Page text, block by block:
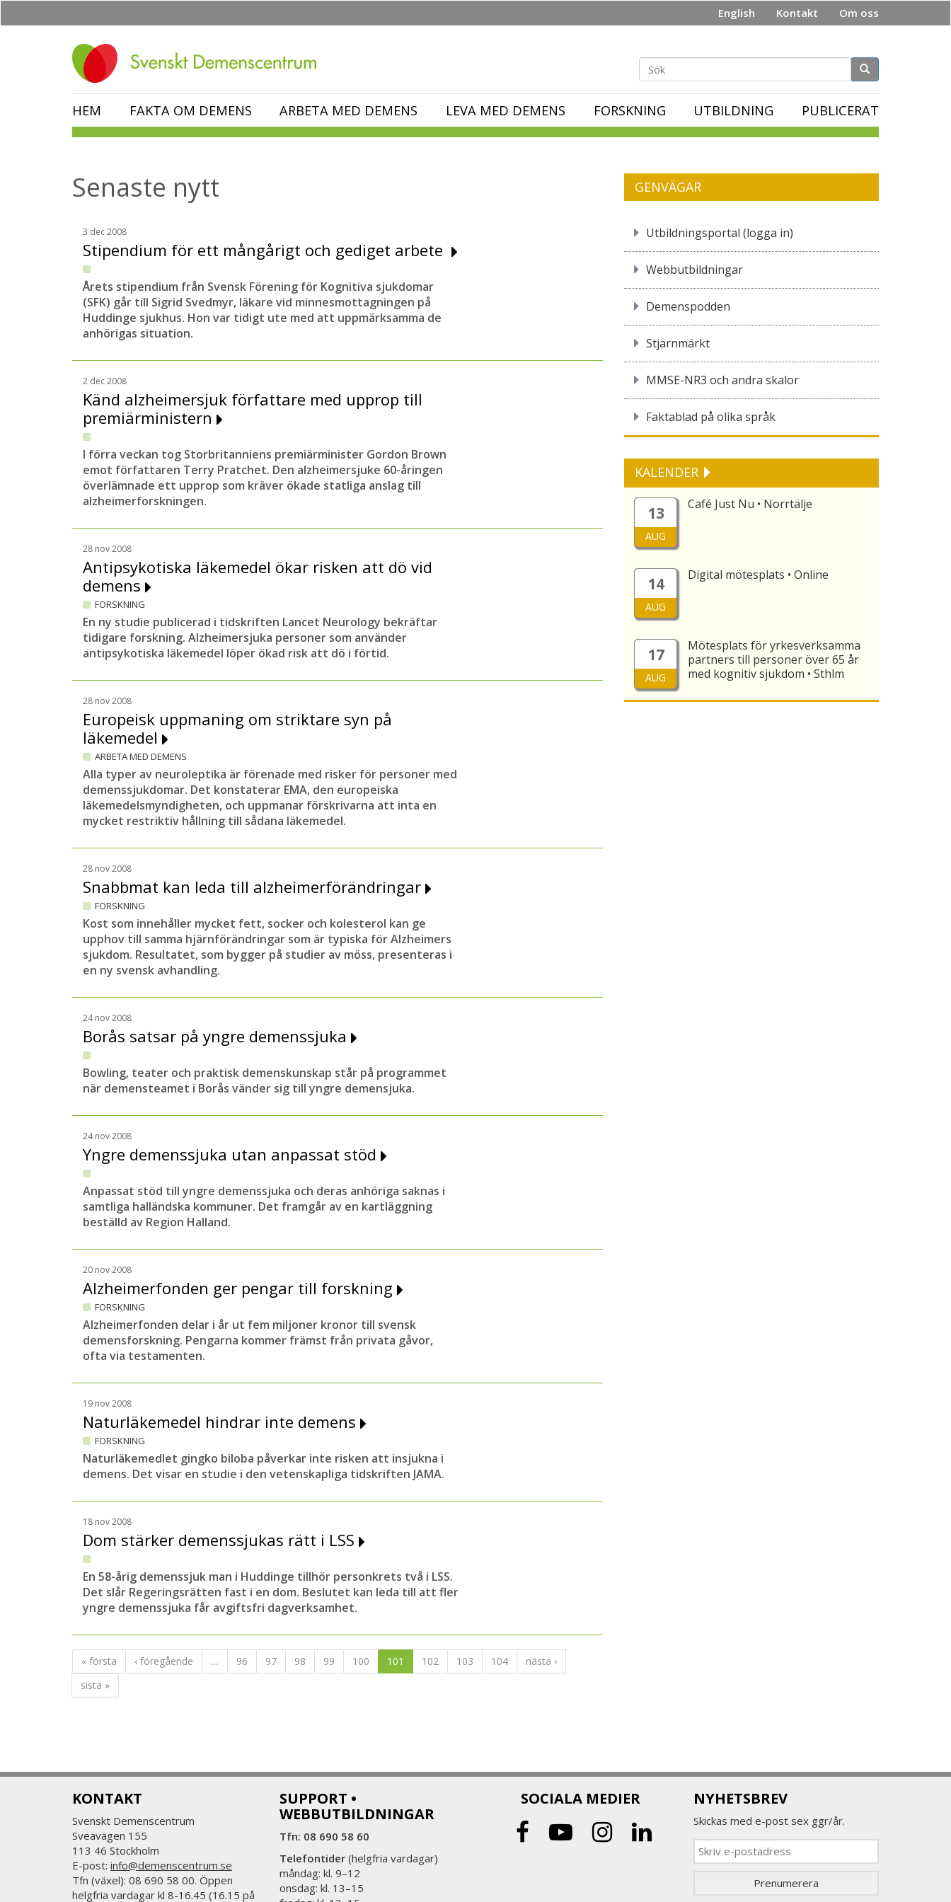
English Kontakt Om oss
Sökformulär
HEM FAKTA OM DEMENS ARBETA MED DEMENS LEVA MED DEMENS FORSKNING UTBILDNING PUBLICERAT
Senaste nytt
3 dec 2008
Stipendium för ett mångårigt och gediget arbete
Årets stipendium från Svensk Förening för Kognitiva sjukdomar
(SFK) går till Sigrid Svedmyr, läkare vid minnesmottagningen på
Huddinge sjukhus. Hon var tidigt ute med att uppmärksamma de
anhörigas situation.
2 dec 2008
Känd alzheimersjuk författare med upprop till
premiärministern
I förra veckan tog Storbritanniens premiärminister Gordon Brown
emot författaren Terry Pratchet. Den alzheimersjuke 60-åringen
överlämnade ett upprop som kräver ökade statliga anslag till
alzheimerforskningen.
28 nov 2008
Antipsykotiska läkemedel ökar risken att dö vid
demens
FORSKNING
En ny studie publicerad i tidskriften Lancet Neurology bekräftar
tidigare forskning. Alzheimersjuka personer som använder
antipsykotiska läkemedel löper ökad risk att dö i förtid.
28 nov 2008
Europeisk uppmaning om striktare syn på
läkemedel
ARBETA MED DEMENS
Alla typer av neuroleptika är förenade med risker för personer med
demenssjukdomar. Det konstaterar EMA, den europeiska
läkemedelsmyndigheten, och uppmanar förskrivarna att inta en
mycket restriktiv hållning till sådana läkemedel.
28 nov 2008
Snabbmat kan leda till alzheimerförändringar
FORSKNING
Kost som innehåller mycket fett, socker och kolesterol kan ge
upphov till samma hjärnförändringar som är typiska för Alzheimers
sjukdom. Resultatet, som bygger på studier av möss, presenteras i
en ny svensk avhandling.
24 nov 2008
Borås satsar på yngre demenssjuka
Bowling, teater och praktisk demenskunskap står på programmet
när demensteamet i Borås vänder sig till yngre demensjuka.
24 nov 2008
Yngre demenssjuka utan anpassat stöd
Anpassat stöd till yngre demenssjuka och deras anhöriga saknas i
samtliga halländska kommuner. Det framgår av en kartläggning
beställd av Region Halland.
20 nov 2008
Alzheimerfonden ger pengar till forskning
FORSKNING
Alzheimerfonden delar i år ut fem miljoner kronor till svensk
demensforskning. Pengarna kommer främst från privata gåvor,
ofta via testamenten.
19 nov 2008
Naturläkemedel hindrar inte demens
FORSKNING
Naturläkemedlet gingko biloba påverkar inte risken att insjukna i
demens. Det visar en studie i den vetenskapliga tidskriften JAMA.
18 nov 2008
Dom stärker demenssjukas rätt i LSS
En 58-årig demenssjuk man i Huddinge tillhör personkrets två i LSS.
Det slår Regeringsrätten fast i en dom. Beslutet kan leda till att fler
yngre demenssjuka får avgiftsfri dagverksamhet.
« första ‹ föregående … 96 97 98 99 100 101 102 103 104
nästa ›
sista »
GENVÄGAR
Utbildningsportal (logga in)
Webbutbildningar
Demenspodden
Stjärnmärkt
MMSE-NR3 och andra skalor
Faktablad på olika språk
KALENDER
13
AUG
Café Just Nu • Norrtälje
14
AUG
Digital mötesplats • Online
17
AUG
Mötesplats för yrkesverksamma
partners till personer över 65 år
med kognitiv sjukdom • Sthlm
KONTAKT
Svenskt Demenscentrum
Sveavägen 155
113 46 Stockholm
E-post: info@demenscentrum.se
Tfn (växel): 08 690 58 00. Öppen
helgfria vardagar kl 8-16.45 (16.15 på
SUPPORT •
WEBBUTBILDNINGAR
Tfn: 08 690 58 60
Telefontider(helgfria vardagar)
måndag: kl. 9–12
onsdag: kl. 13–15
SOCIALA MEDIER NYHETSBREV
Skickas med e-post sex ggr/år.